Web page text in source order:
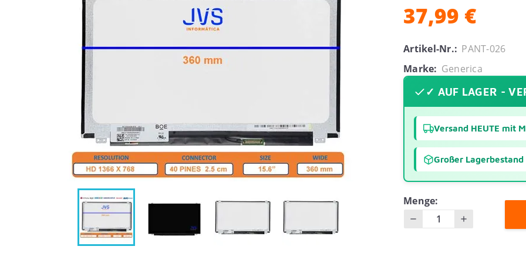
37,99 €
Artikel-Nr.: PANT-026
Marke: Generica
✓ AUF LAGER -
Versand HEUTE mit
Großer
Menge: